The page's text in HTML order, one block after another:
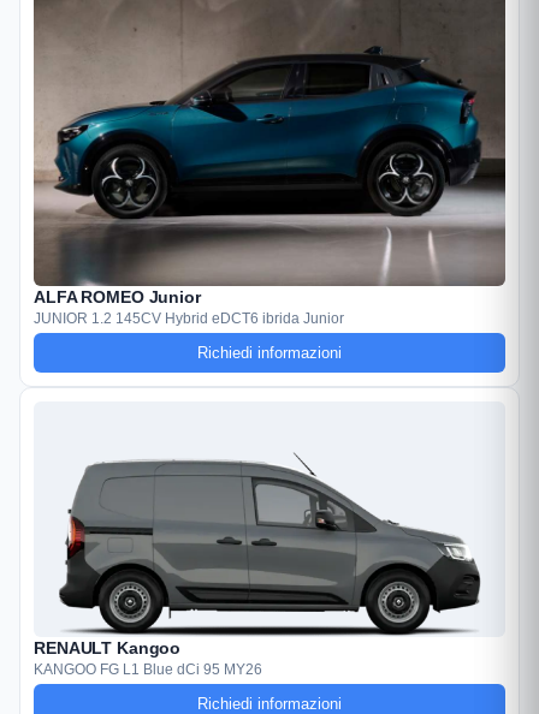
ALFA ROMEO Junior
JUNIOR 1.2 145CV Hybrid eDCT6 ibrida Junior
Richiedi informazioni
RENAULT Kangoo
KANGOO FG L1 Blue dCi 95 MY26
Richiedi informazioni